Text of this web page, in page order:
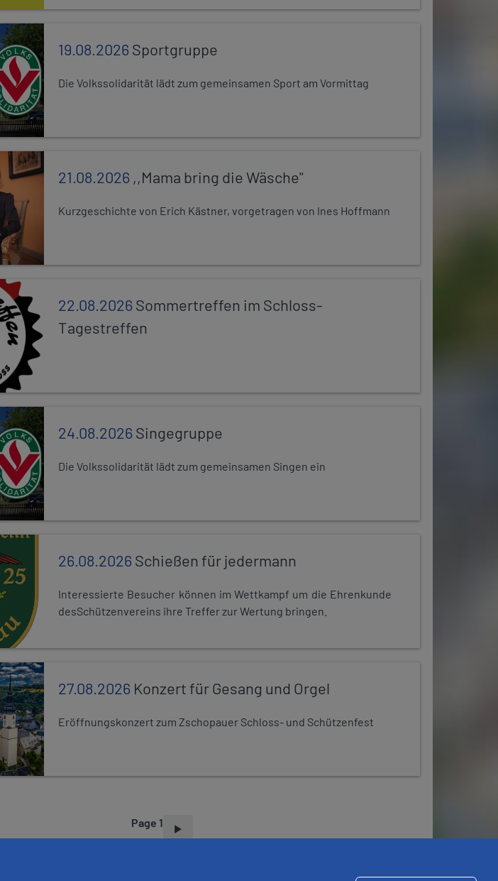
19.08.2026Sportgruppe
Die Volkssolidarität lädt zum gemeinsamen Sport am Vormittag
21.08.2026 ,,Mama bring die Wäsche"
Kurzgeschichte von Erich Kästner, vorgetragen von Ines Hoffmann
22.08.2026Sommertreffen im Schloss-
Tagestreffen
24.08.2026Singegruppe
Die Volkssolidarität lädt zum gemeinsamen Singen ein
26.08.2026Schießen für jedermann
Interessierte Besucher können im Wettkampf um die Ehrenkunde
desSchützenvereins ihre Treffer zur Wertung bringen.
27.08.2026 Konzert für Gesang und Orgel
Eröffnungskonzert zum Zschopauer Schloss- und Schützenfest
Page 1